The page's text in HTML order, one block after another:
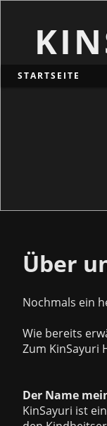
STARTSEITE
Über
Nochmals ein
Wie bereits
Zum KinSayuri
Der Name
KinSayuri ist